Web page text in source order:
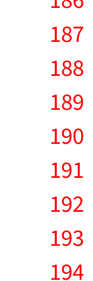
187
188
189
190
191
192
193
194